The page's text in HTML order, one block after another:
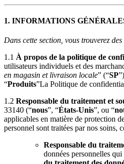
1. INFORMATIONS
Dans cette section, vous trouverez
1.1 À propos de la politique de
utilisateurs individuels et des
en magasin et livraison locale” (“SP
“Produits”La Politique de
1.2 Responsable du traitement et
33140 (“nous”, “États-Unis”, ou “
applicables en matière de protection
personnel sont traitées par nos soins,
Responsable du
données personnelles